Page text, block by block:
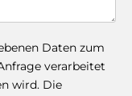
Daten zum
verarbeitet
wird. Die